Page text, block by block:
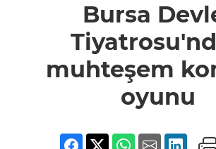
komedi
Bursa
muhteşem
oyunu